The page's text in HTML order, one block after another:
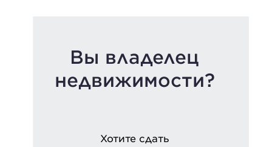
Вы владелец
недвижимости?
Хотите сдать